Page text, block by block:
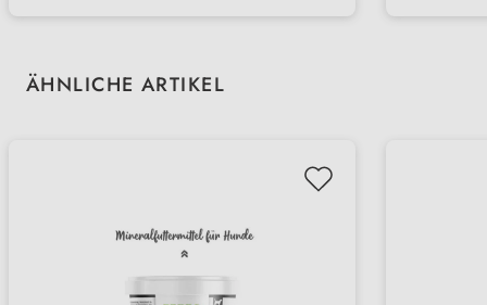
Produktgalerie überspringen
ÄHNLICHE ARTIKEL